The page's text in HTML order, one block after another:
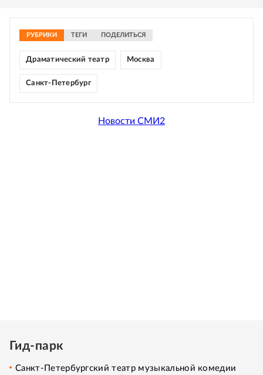
РУБРИКИ ТЕГИ ПОДЕЛИТЬСЯ
Драматический театр Москва
Санкт-Петербург
Новости СМИ2
Гид-парк
Санкт-Петербургский театр музыкальной комедии